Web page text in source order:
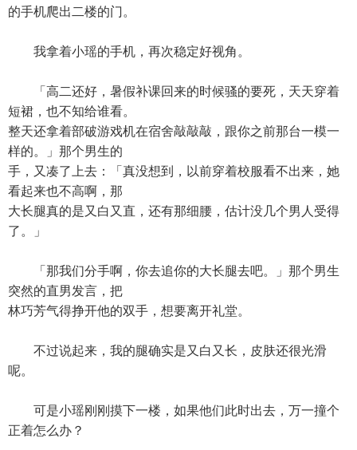
的手机爬出二楼的门。
我拿着小瑶的手机，再次稳定好视角。
「高二还好，暑假补课回来的时候骚的要死，天天穿着
短裙，也不知给谁看。
整天还拿着部破游戏机在宿舍敲敲敲，跟你之前那台一模一
样的。」那个男生的
手，又凑了上去：「真没想到，以前穿着校服看不出来，她
看起来也不高啊，那
大长腿真的是又白又直，还有那细腰，估计没几个男人受得
了。」
「那我们分手啊，你去追你的大长腿去吧。」那个男生
突然的直男发言，把
林巧芳气得挣开他的双手，想要离开礼堂。
不过说起来，我的腿确实是又白又长，皮肤还很光滑
呢。
可是小瑶刚刚摸下一楼，如果他们此时出去，万一撞个
正着怎么办？